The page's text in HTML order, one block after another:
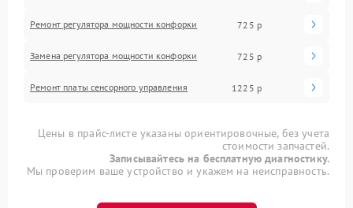
Ремонт регулятора мощности конфорки 725 р
Замена регулятора мощности конфорки 725 р
Ремонт платы сенсорного управления 1225 р
Цены в прайс-листе указаны ориентировочные, без учета
стоимости запчастей.
Записывайтесь на бесплатную диагностику.
Мы проверим ваше устройство и укажем на неисправность.